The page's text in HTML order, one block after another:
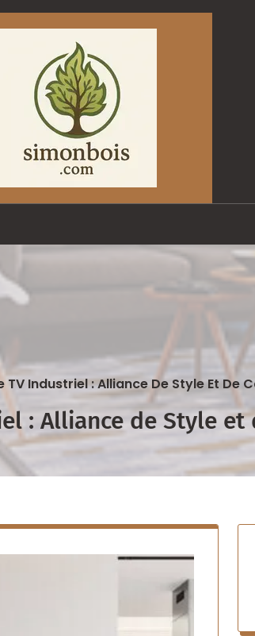
TV Industriel : Alliance De Style Et De
: Alliance de Style et